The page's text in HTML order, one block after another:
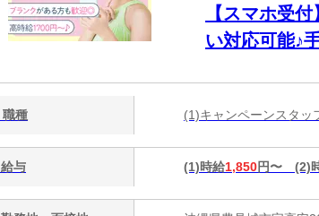
【スマホ受
い対応可能♪
職種 (1)キャンペーンスタ
給与 (1)時給1,850円〜 (2)